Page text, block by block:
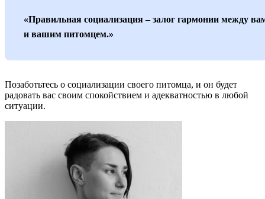
«Правильная социализация – залог гармонии между
и вашим питомцем.»
Позаботьтесь о социализации своего питомца, и он будет
радовать вас своим спокойствием и адекватностью в любой
ситуации.